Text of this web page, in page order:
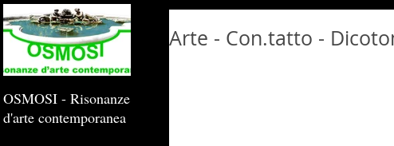
Arte - Con.tatto -
OSMOSI - Risonanze
d'arte contemporanea